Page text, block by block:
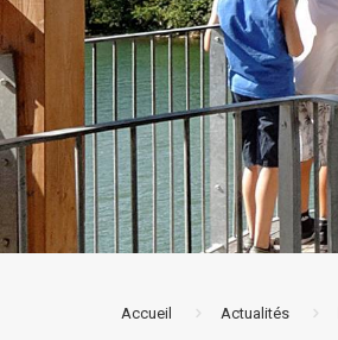
Accueil Actualités